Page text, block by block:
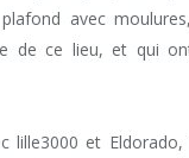
avec
de ce lieu, et qui
lille3000 et